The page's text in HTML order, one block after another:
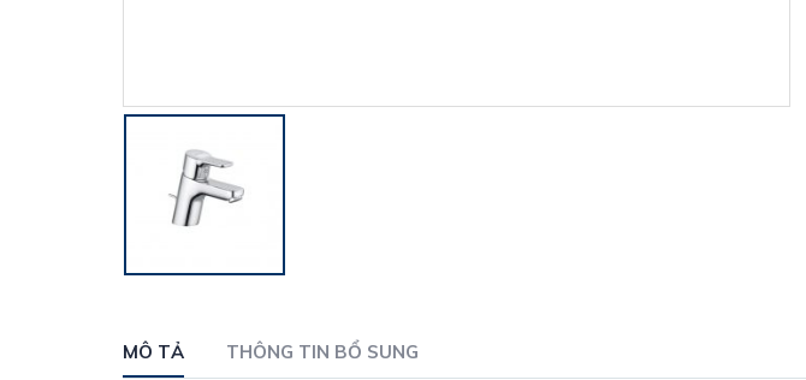
MÔ TẢ THÔNG TIN BỔ SUNG